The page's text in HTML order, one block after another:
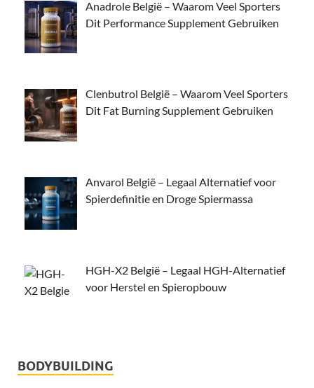
Anadrole België – Waarom Veel Sporters
Dit Performance Supplement Gebruiken
Clenbutrol België – Waarom Veel Sporters
Dit Fat Burning Supplement Gebruiken
Anvarol België – Legaal Alternatief voor
Spierdefinitie en Droge Spiermassa
HGH-X2 België – Legaal HGH-Alternatief
voor Herstel en Spieropbouw
BODYBUILDING